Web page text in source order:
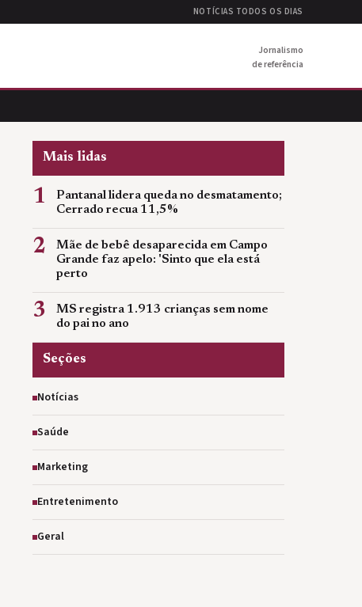
NOTÍCIAS TODOS OS DIAS
Jornalismo
de referência
Mais lidas
1
Pantanal lidera queda no desmatamento;
Cerrado recua 11,5%
2
Mãe de bebê desaparecida em Campo
Grande faz apelo: 'Sinto que ela está
perto
3
MS registra 1.913 crianças sem nome
do pai no ano
Seções
Notícias
Saúde
Marketing
Entretenimento
Geral